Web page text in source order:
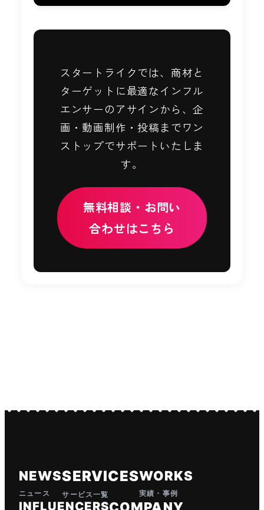
スタートライクでは、商材と
ターゲットに最適なインフル
エンサーのアサインから、企
画・動画制作・投稿までワン
ストップでサポートいたしま
す。
無料相談・お問い
合わせはこちら
NEWS
ニュース
SERVICES
サービス一覧
WORKS
実績・事例
INFLUENCERS